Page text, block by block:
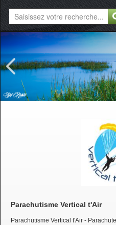
Parachutisme Vertical t'Air
Parachutisme Vertical t'Air -